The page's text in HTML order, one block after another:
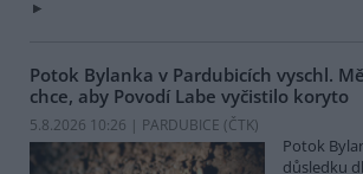
Potok Bylanka v Pardubicích vyschl.
chce, aby Povodí Labe vyčistilo koryto
5.8.2026 10:26 | PARDUBICE (ČTK)
Potok
důsledku